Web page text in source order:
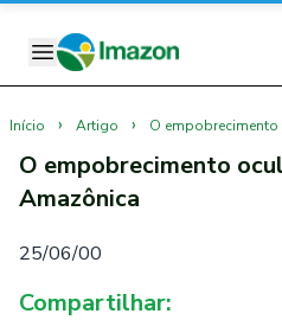
Início › Artigo › O
O empobrecimento
Amazônica
25/06/00
Compartilhar: